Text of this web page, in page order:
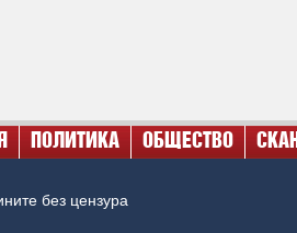
ПОЛИТИКА ОБЩЕСТВО
без цензура